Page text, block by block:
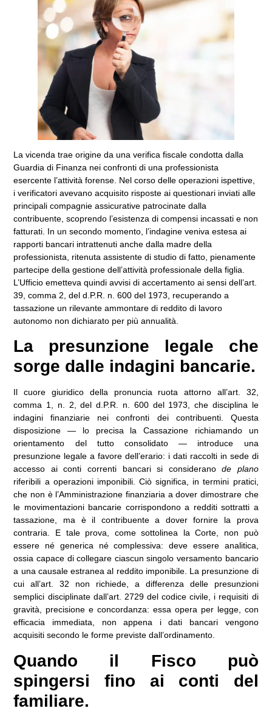
La vicenda trae origine da una verifica fiscale condotta dalla
Guardia di Finanza nei confronti di una professionista
esercente l’attività forense. Nel corso delle operazioni ispettive,
i verificatori avevano acquisito risposte ai questionari inviati alle
principali compagnie assicurative patrocinate dalla
contribuente, scoprendo l’esistenza di compensi incassati e non
fatturati. In un secondo momento, l’indagine veniva estesa ai
rapporti bancari intrattenuti anche dalla madre della
professionista, ritenuta assistente di studio di fatto, pienamente
partecipe della gestione dell’attività professionale della figlia.
L’Ufficio emetteva quindi avvisi di accertamento ai sensi dell’art.
39, comma 2, del d.P.R. n. 600 del 1973, recuperando a
tassazione un rilevante ammontare di reddito di lavoro
autonomo non dichiarato per più annualità.
La presunzione legale che
sorge dalle indagini bancarie.
Il cuore giuridico della pronuncia ruota attorno all’art. 32,
comma 1, n. 2, del d.P.R. n. 600 del 1973, che disciplina le
indagini finanziarie nei confronti dei contribuenti. Questa
disposizione — lo precisa la Cassazione richiamando un
orientamento del tutto consolidato — introduce una
presunzione legale a favore dell’erario: i dati raccolti in sede di
accesso ai conti correnti bancari si consideranode plano
riferibili a operazioni imponibili. Ciò significa, in termini pratici,
che non è l’Amministrazione finanziaria a dover dimostrare che
le movimentazioni bancarie corrispondono a redditi sottratti a
tassazione, ma è il contribuente a dover fornire la prova
contraria. E tale prova, come sottolinea la Corte, non può
essere né generica né complessiva: deve essere analitica,
ossia capace di collegare ciascun singolo versamento bancario
a una causale estranea al reddito imponibile. La presunzione di
cui all’art. 32 non richiede, a differenza delle presunzioni
semplici disciplinate dall’art. 2729 del codice civile, i requisiti di
gravità, precisione e concordanza: essa opera per legge, con
efficacia immediata, non appena i dati bancari vengono
acquisiti secondo le forme previste dall’ordinamento.
Quando il Fisco può
spingersi fino ai conti del
familiare.